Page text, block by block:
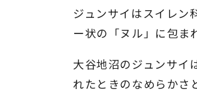
ジュンサイはスイレン
ー状の「ヌル」に包ま
大谷地沼のジュンサイ
れたときのなめらかさ